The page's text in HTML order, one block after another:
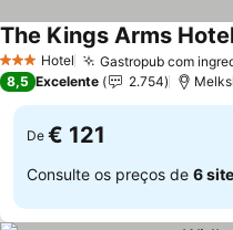
3 EstrelasHotel Gastropub com
The Kings Arms
8,5 Excelente 2.754
De € 121
Consulte os preços de 6